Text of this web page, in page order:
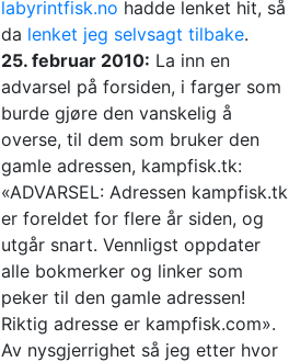
labyrintfisk.no hadde lenket hit, så
da lenket jeg selvsagt tilbake.
25. februar 2010: La inn en
advarsel på forsiden, i farger som
burde gjøre den vanskelig å
overse, til dem som bruker den
gamle adressen, kampfisk.tk:
«ADVARSEL: Adressen kampfisk.tk
er foreldet for flere år siden, og
utgår snart. Vennligst oppdater
alle bokmerker og linker som
peker til den gamle adressen!
Riktig adresse er kampfisk.com».
Av nysgjerrighet så jeg etter hvor